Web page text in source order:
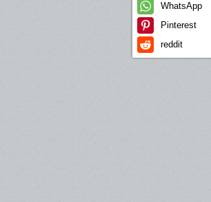
WhatsApp
Pinterest
reddit